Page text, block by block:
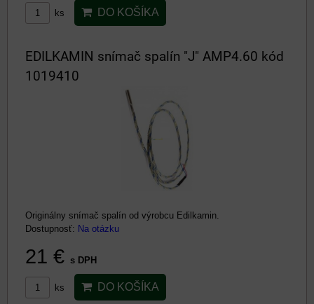
ks DO KOŠÍKA
EDILKAMIN snímač spalín "J" AMP4.60 kód
1019410
Originálny snímač spalín od výrobcu Edilkamin.
Dostupnosť: Na otázku
21 € s DPH
ks DO KOŠÍKA